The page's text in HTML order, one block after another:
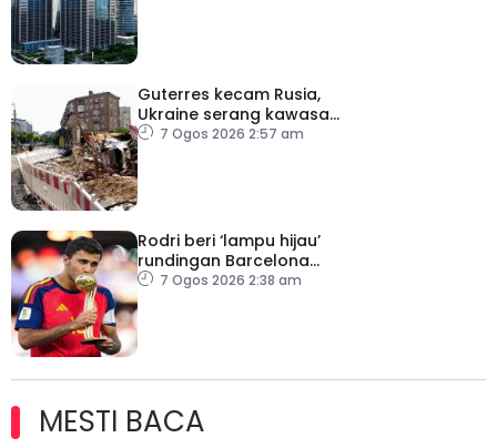
Guterres kecam Rusia,
Ukraine serang kawasan
awam7 Ogos 2026 2:57 am
Rodri beri ‘lampu hijau’
rundingan Barcelona
dengan Man City
7 Ogos 2026 2:38 am
MESTI BACA